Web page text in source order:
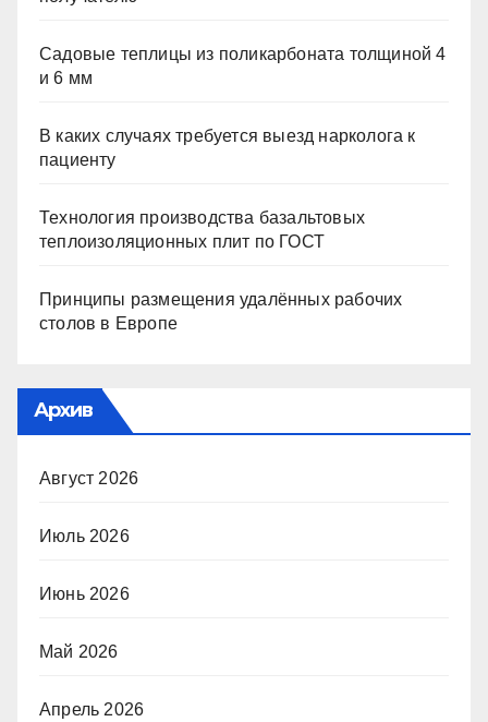
Садовые теплицы из поликарбоната толщиной 4
и 6 мм
В каких случаях требуется выезд нарколога к
пациенту
Технология производства базальтовых
теплоизоляционных плит по ГОСТ
Принципы размещения удалённых рабочих
столов в Европе
Архив
Август 2026
Июль 2026
Июнь 2026
Май 2026
Апрель 2026